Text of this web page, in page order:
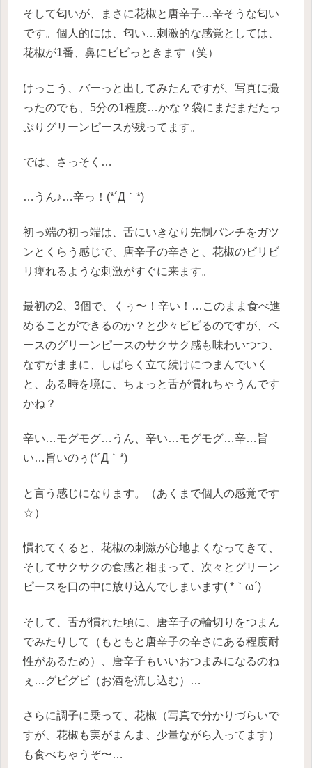
そして匂いが、まさに花椒と唐辛子…辛そうな匂い
です。個人的には、匂い…刺激的な感覚としては、
花椒が1番、鼻にビビっときます（笑）
けっこう、バーっと出してみたんですが、写真に撮
ったのでも、5分の1程度…かな？袋にまだまだたっ
ぷりグリーンピースが残ってます。
では、さっそく…
…うん♪…辛っ！(*´Д｀*)
初っ端の初っ端は、舌にいきなり先制パンチをガツ
ンとくらう感じで、唐辛子の辛さと、花椒のビリビ
リ痺れるような刺激がすぐに来ます。
最初の2、3個で、くぅ〜！辛い！…このまま食べ進
めることができるのか？と少々ビビるのですが、ベ
ースのグリーンピースのサクサク感も味わいつつ、
なすがままに、しばらく立て続けにつまんでいく
と、ある時を境に、ちょっと舌が慣れちゃうんです
かね？
辛い…モグモグ…うん、辛い…モグモグ…辛…旨
い…旨いのぅ(*´Д｀*)
と言う感じになります。（あくまで個人の感覚です
☆）
慣れてくると、花椒の刺激が心地よくなってきて、
そしてサクサクの食感と相まって、次々とグリーン
ピースを口の中に放り込んでしまいます( *｀ω´)
そして、舌が慣れた頃に、唐辛子の輪切りをつまん
でみたりして（もともと唐辛子の辛さにある程度耐
性があるため）、唐辛子もいいおつまみになるのね
ぇ…グビグビ（お酒を流し込む）…
さらに調子に乗って、花椒（写真で分かりづらいで
すが、花椒も実がまんま、少量ながら入ってます）
も食べちゃうぞ〜…